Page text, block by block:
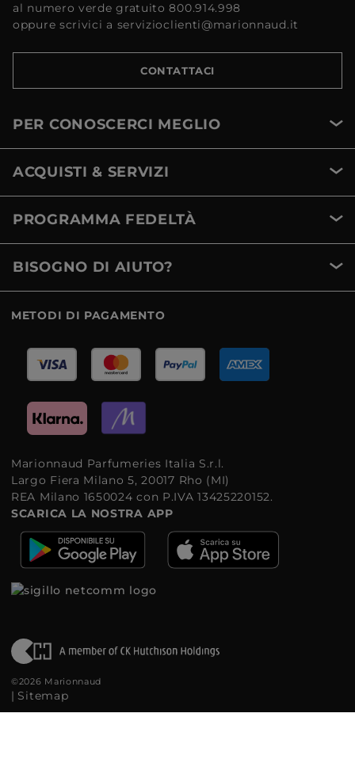
al numero verde gratuito 800.914.998
oppure scrivici a servizioclienti@marionnaud.it
CONTATTACI
PER CONOSCERCI MEGLIO
ACQUISTI & SERVIZI
PROGRAMMA FEDELTÀ
BISOGNO DI AIUTO?
METODI DI PAGAMENTO
Marionnaud Parfumeries Italia S.r.l.
Largo Fiera Milano 5, 20017 Rho (MI)
REA Milano 1650024 con P.IVA 13425220152.
SCARICA LA NOSTRA APP
©2026 Marionnaud
| Sitemap